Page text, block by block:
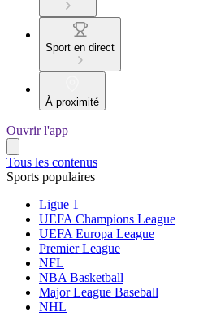
Sport en direct
À proximité
Ouvrir l'app
Tous les contenus
Sports populaires
Ligue 1
UEFA Champions League
UEFA Europa League
Premier League
NFL
NBA Basketball
Major League Baseball
NHL